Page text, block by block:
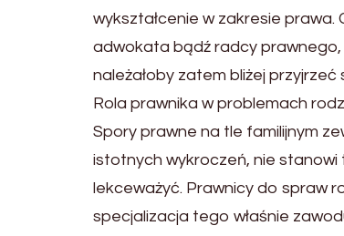
wykształcenie w zakresie
adwokata bądź radcy prawnego,
należałoby zatem bliżej
Rola prawnika w problemach
Spory prawne na tle familijnym
istotnych wykroczeń, nie
lekceważyć. Prawnicy do spraw
specjalizacja tego właśnie